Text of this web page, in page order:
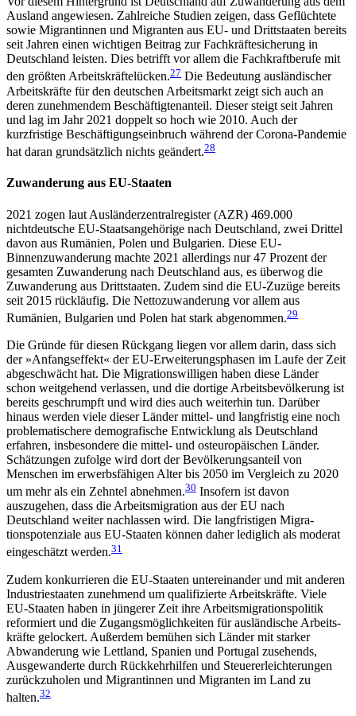
Ausland angewiesen. Zahlreiche Studien zeigen, dass Geflüchtete
sowie Migrantinnen und Migranten aus EU- und Drittstaaten bereits
seit Jahren einen wichtigen Beitrag zur Fachkräftesicherung in
Deutschland leisten. Dies betrifft vor allem die Fachkraftberufe mit
den größten Arbeitskräfte­lücken.27 Die Bedeutung ausländischer
Arbeitskräfte für den deutschen Arbeitsmarkt zeigt sich auch an
deren zunehmendem Beschäftigtenanteil. Dieser steigt seit Jahren
und lag im Jahr 2021 doppelt so hoch wie 2010. Auch der
kurzfristige Beschäftigungseinbruch während der Corona-Pandemie
hat daran grundsätzlich nichts geändert.28
Zuwanderung aus EU-Staaten
2021 zogen laut Ausländerzentralregister (AZR) 469.000
nichtdeutsche EU-Staatsangehörige nach Deutschland, zwei Drittel
davon aus Rumänien, Polen und Bulgarien. Diese EU-
Binnenzuwanderung machte 2021 allerdings nur 47 Prozent der
gesamten Zuwan­derung nach Deutschland aus, es überwog die
Zuwan­derung aus Drittstaaten. Zudem sind die EU-Zuzüge bereits
seit 2015 rückläufig. Die Nettozuwanderung vor allem aus
Rumänien, Bulgarien und Polen hat stark abgenommen.29
Die Gründe für diesen Rückgang liegen vor allem darin, dass sich
der »Anfangseffekt« der EU-Erwei­terungsphasen im Laufe der Zeit
abgeschwächt hat. Die Migrationswilligen haben diese Länder
schon weit­gehend verlassen, und die dortige Arbeitsbevölkerung ist
bereits geschrumpft und wird dies auch weiterhin tun. Darüber
hinaus werden viele dieser Länder mittel- und langfristig eine noch
problematischere demografische Entwicklung als Deutschland
erfahren, insbesondere die mittel- und osteuropäischen Länder.
Schätzungen zufolge wird dort der Bevölkerungsanteil von
Menschen im erwerbsfähigen Alter bis 2050 im Vergleich zu 2020
um mehr als ein Zehntel abnehmen.30 Insofern ist davon
auszugehen, dass die Arbeitsmigration aus der EU nach
Deutschland weiter nachlassen wird. Die langfristigen Migra­
tionspotenziale aus EU-Staaten können daher ledig­lich als moderat
eingeschätzt werden.31
Zudem konkurrieren die EU-Staaten untereinander und mit anderen
Industriestaaten zunehmend um qualifizierte Arbeitskräfte. Viele
EU-Staaten haben in jüngerer Zeit ihre Arbeitsmigrationspolitik
reformiert und die Zugangsmöglichkeiten für ausländische Ar­beits­
kräfte gelockert. Außerdem bemühen sich Län­der mit starker
Abwanderung wie Lettland, Spanien und Portugal zusehends,
Ausgewanderte durch Rückkehrhilfen und Steuererleichterungen
zurückzuholen und Migrantinnen und Migranten im Land zu
halten.32